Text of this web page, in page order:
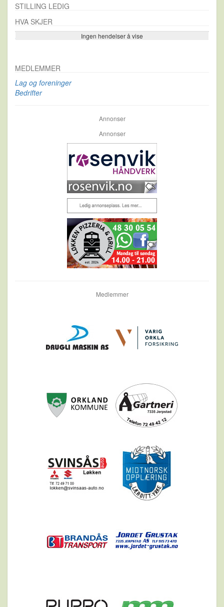
STILLING LEDIG
HVA SKJER
Ingen hendelser å vise
Se flere…
MEDLEMMER
Lag og foreninger
Bedrifter
Annonser
Annonser
Medlemmer